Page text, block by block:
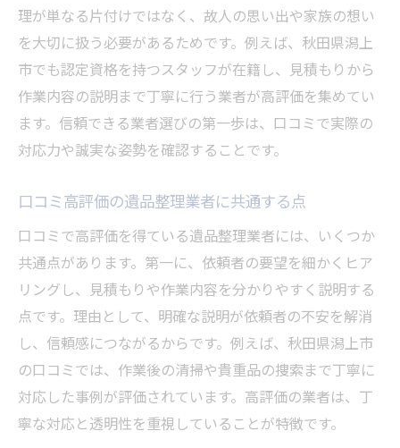
理が単なる片付けではなく、故人の思い出や家族の想い
を大切に扱う必要があるためです。例えば、秋田県潟上
市でも認定資格を持つスタッフが在籍し、見積もりから
作業内容の説明まで丁寧に行う業者が高評価を集めてい
ます。信頼できる業者選びの第一歩は、口コミで実際の
対応力や誠実な姿勢を確認することです。
口コミ高評価の遺品整理業者に共通する点
口コミで高評価を得ている遺品整理業者には、いくつか
共通点があります。第一に、依頼者の要望を細かくヒア
リングし、見積もりや作業内容を分かりやすく説明する
点です。理由として、明確な説明が依頼者の不安を解消
し、信頼感につながるからです。例えば、秋田県潟上市
の口コミでは、作業後の清掃や貴重品の捜索まで丁寧に
対応した事例が評価されています。高評価の業者は、丁
寧な対応と透明性を重視していることが特徴です。